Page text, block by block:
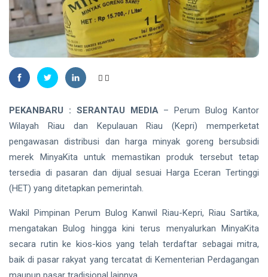
2026
Waspadai
Penipuan
Berkedok Juru
Retribusi
Sampah
NATUNA
167 RTLH di
Natuna
Direhabilitasi
dengan
Bantuan
PKP
07 Aug,
2026
17
views
Migas,
PHR dan
Polda Riau
Perkuat
Sinergi
Lindungi
Negara
demi
Menjaga
Ketahanan
Energi
Nasional
07
2026
14
BINTAN
Bintan
Buka
Seleksi
Komisaris
dan
06
Aug,
2026
41
views
PEKANBARU : SERANTAU MEDIA– Perum Bulog Kantor
Wilayah Riau dan Kepulauan Riau (Kepri) memperketat
pengawasan distribusi dan harga minyak goreng bersubsidi
merek MinyaKita untuk memastikan produk tersebut tetap
tersedia di pasaran dan dijual sesuai Harga Eceran Tertinggi
(HET) yang ditetapkan pemerintah.
Wakil Pimpinan Perum Bulog Kanwil Riau-Kepri, Riau Sartika,
mengatakan Bulog hingga kini terus menyalurkan MinyaKita
secara rutin ke kios-kios yang telah terdaftar sebagai mitra,
baik di pasar rakyat yang tercatat di Kementerian Perdagangan